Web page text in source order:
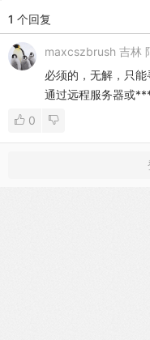
1 个回复
maxcszbrush 吉林
必须的，无解，只
通过远程服务器或
0